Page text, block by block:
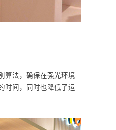
算法，确保在强光环境
时间，同时也降低了运